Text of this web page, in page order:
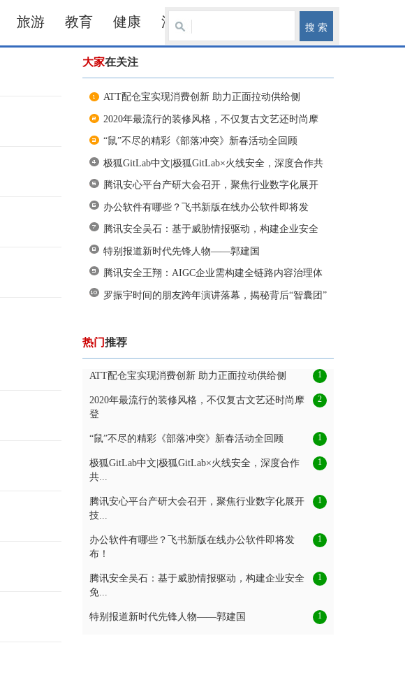
旅游 教育 健康 汽车
大家在关注
ATT配仓宝实现消费创新 助力正面拉动供给侧
2020年最流行的装修风格，不仅复古文艺还时尚摩
登
“鼠”不尽的精彩《部落冲突》新春活动全回顾
极狐GitLab中文|极狐GitLab×火线安全，深度合作共
同完善DevSecOps生态
腾讯安心平台产研大会召开，聚焦行业数字化展开
技术研讨
办公软件有哪些？飞书新版在线办公软件即将发
布！
腾讯安全吴石：基于威胁情报驱动，构建企业安全
免疫体系
特别报道新时代先锋人物——郭建国
腾讯安全王翔：AIGC企业需构建全链路内容治理体
系
罗振宇时间的朋友跨年演讲落幕，揭秘背后“智囊团”
热门推荐
1
ATT配仓宝实现消费创新 助力正面拉动供给侧
2
2020年最流行的装修风格，不仅复古文艺还时尚摩
登
1
“鼠”不尽的精彩《部落冲突》新春活动全回顾
1
极狐GitLab中文|极狐GitLab×火线安全，深度合作
共...
1
腾讯安心平台产研大会召开，聚焦行业数字化展开
技...
1
办公软件有哪些？飞书新版在线办公软件即将发
布！
1
腾讯安全吴石：基于威胁情报驱动，构建企业安全
免...
1
特别报道新时代先锋人物——郭建国